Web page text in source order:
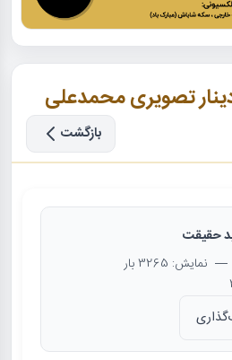
سکه 1000دینار تصویری محمدعلی
بازگشت
حقیقت
— نمایش: 3265 بار